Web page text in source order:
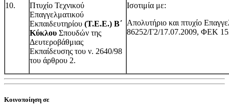
10.
Πτυχίο Τεχνικού
Επαγγελματικού
Εκπαιδευτηρίου (Τ.Ε.Ε.) Β΄
Κύκλου Σπουδών της
Δευτεροβάθμιας
Εκπαίδευσης του ν. 2640/98
του άρθρου 2.
Ισοτιμία με:
Απολυτήριο και πτυχίο
86252/Γ2/17.07.2009, ΦΕΚ
Κοινοποίηση σε